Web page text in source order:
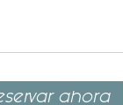
ahora